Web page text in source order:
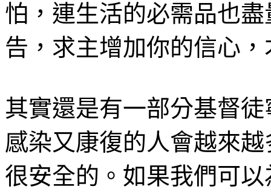
怕，連生活的必需品也
告，求主增加你的信心
其實還是有一部分基督
感染又康復的人會越來
很安全的。如果我們可